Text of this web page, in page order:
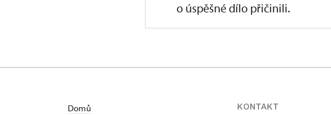
o úspěšné dílo přičinili.
Domů
KONTAKT